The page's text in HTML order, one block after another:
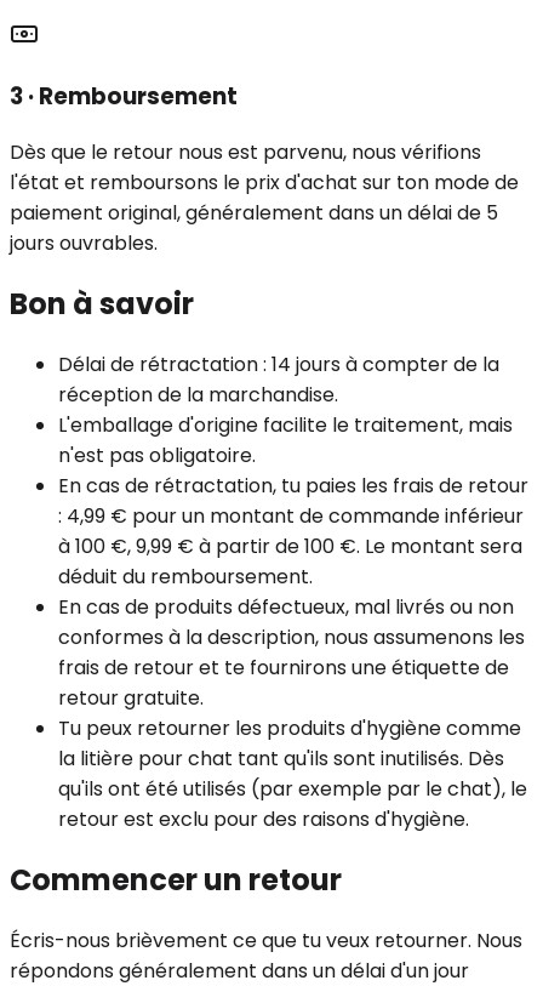
3 · Remboursement
Dès que le retour nous est parvenu, nous vérifions
l'état et remboursons le prix d'achat sur ton mode de
paiement original, généralement dans un délai de 5
jours ouvrables.
Bon à savoir
Délai de rétractation : 14 jours à compter de la
réception de la marchandise.
L'emballage d'origine facilite le traitement, mais
n'est pas obligatoire.
En cas de rétractation, tu paies les frais de retour
: 4,99 € pour un montant de commande inférieur
à 100 €, 9,99 € à partir de 100 €. Le montant sera
déduit du remboursement.
En cas de produits défectueux, mal livrés ou non
conformes à la description, nous assumenons les
frais de retour et te fournirons une étiquette de
retour gratuite.
Tu peux retourner les produits d'hygiène comme
la litière pour chat tant qu'ils sont inutilisés. Dès
qu'ils ont été utilisés (par exemple par le chat), le
retour est exclu pour des raisons d'hygiène.
Commencer un retour
Écris-nous brièvement ce que tu veux retourner. Nous
répondons généralement dans un délai d'un jour